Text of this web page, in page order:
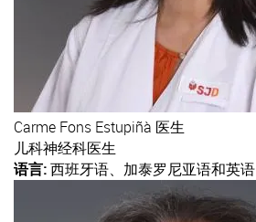
Carme Fons Estupiñà 医生
儿科神经科医生
语言:西班牙语、加泰罗尼亚语和英语